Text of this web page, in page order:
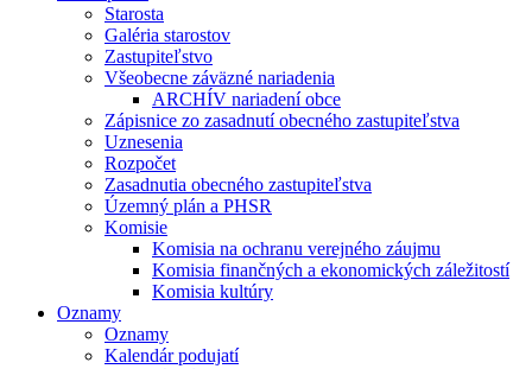
Starosta
Galéria starostov
Zastupiteľstvo
Všeobecne záväzné nariadenia
ARCHÍV nariadení obce
Zápisnice zo zasadnutí obecného zastupiteľstva
Uznesenia
Rozpočet
Zasadnutia obecného zastupiteľstva
Územný plán a PHSR
Komisie
Komisia na ochranu verejného záujmu
Komisia finančných a ekonomických záležitostí
Komisia kultúry
Oznamy
Oznamy
Kalendár podujatí